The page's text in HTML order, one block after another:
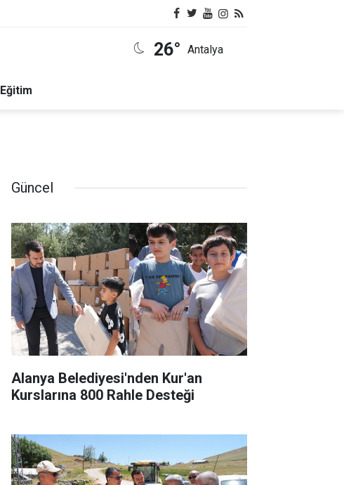
26° Antalya
Eğitim
Güncel
Alanya Belediyesi'nden Kur'an
Kurslarına 800 Rahle Desteği